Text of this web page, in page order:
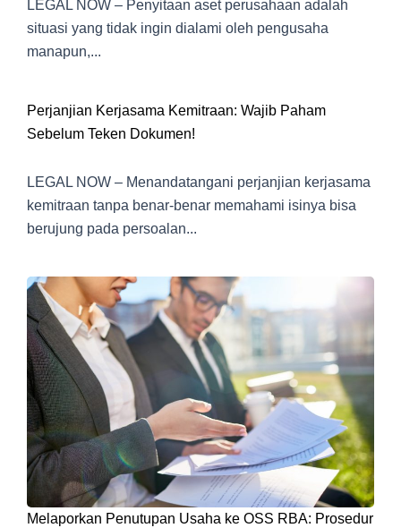
LEGAL NOW – Penyitaan aset perusahaan adalah
situasi yang tidak ingin dialami oleh pengusaha
manapun,...
Perjanjian Kerjasama Kemitraan: Wajib Paham
Sebelum Teken Dokumen!
LEGAL NOW – Menandatangani perjanjian kerjasama
kemitraan tanpa benar-benar memahami isinya bisa
berujung pada persoalan...
Melaporkan Penutupan Usaha ke OSS RBA: Prosedur